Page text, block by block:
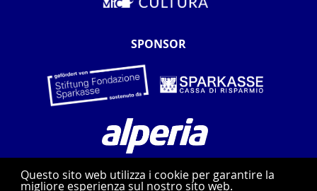
Questo sito web utilizza i cookie per garantire la
migliore esperienza sul nostro sito web.
SPONSOR